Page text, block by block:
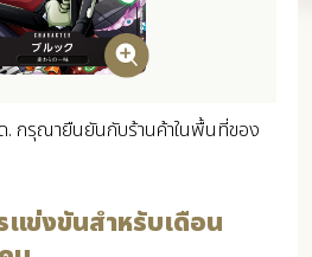
. กรุณายืนยันกับร้านค้าในพื้นที่ของ
แข่งขันสำหรับเดือน